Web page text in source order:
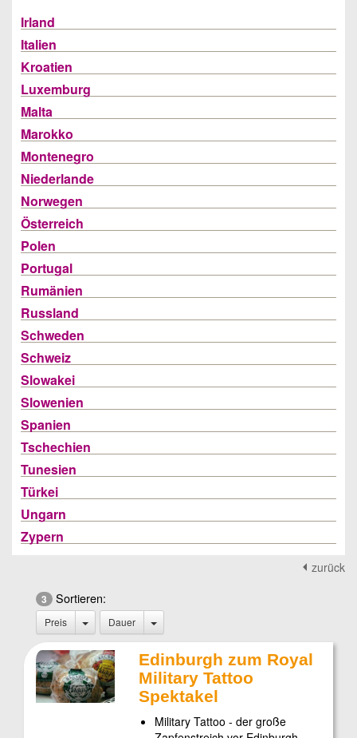
Irland
Italien
Kroatien
Luxemburg
Malta
Marokko
Montenegro
Niederlande
Norwegen
Österreich
Polen
Portugal
Rumänien
Russland
Schweden
Schweiz
Slowakei
Slowenien
Spanien
Tschechien
Tunesien
Türkei
Ungarn
Zypern
zurück
3 Sortieren:
Preis Dauer
Edinburgh zum Royal
Military Tattoo
Spektakel
Military Tattoo - der große